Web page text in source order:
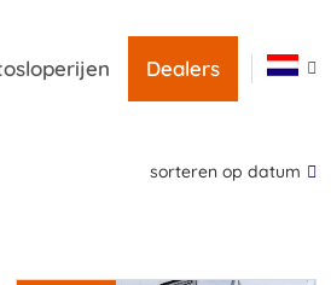
Dealers
sorteren op datum